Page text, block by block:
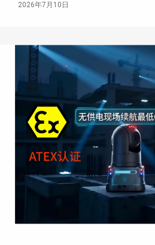
2026年7月10日